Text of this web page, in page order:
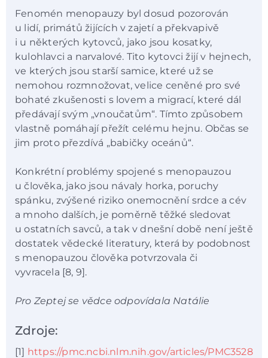
Fenomén menopauzy byl dosud pozorován
u lidí, primátů žijících v zajetí a překvapivě
i u některých kytovců, jako jsou kosatky,
kulohlavci a narvalové. Tito kytovci žijí v hejnech,
ve kterých jsou starší samice, které už se
nemohou rozmnožovat, velice ceněné pro své
bohaté zkušenosti s lovem a migrací, které dál
předávají svým „vnoučatům“. Tímto způsobem
vlastně pomáhají přežít celému hejnu. Občas se
jim proto přezdívá „babičky oceánů“.
Konkrétní problémy spojené s menopauzou
u člověka, jako jsou návaly horka, poruchy
spánku, zvýšené riziko onemocnění srdce a cév
a mnoho dalších, je poměrně těžké sledovat
u ostatních savců, a tak v dnešní době není ještě
dostatek vědecké literatury, která by podobnost
s menopauzou člověka potvrzovala či
vyvracela [8, 9].
Pro Zeptej se vědce odpovídala Natálie
Zdroje:
[1] https://pmc.ncbi.nlm.nih.gov/articles/PMC3528